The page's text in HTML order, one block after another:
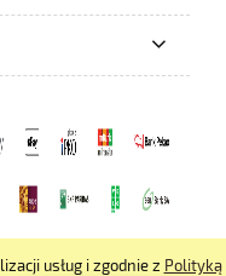
usług i zgodnie z Polityką